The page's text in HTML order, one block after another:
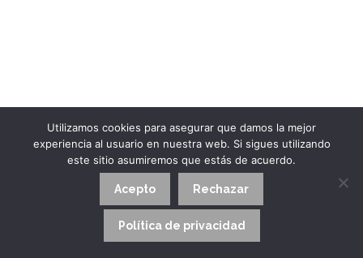
Utilizamos cookies para asegurar que damos la mejor
experiencia al usuario en nuestra web. Si sigues utilizando
este sitio asumiremos que estás de acuerdo.
Acepto Rechazar
Política de privacidad